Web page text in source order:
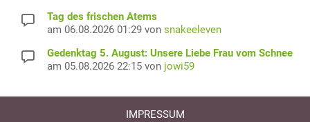
Tag des frischen Atems
am 06.08.2026 01:29 von snakeeleven
Gedenktag 5. August: Unsere Liebe Frau vom Schnee
am 05.08.2026 22:15 von jowi59
IMPRESSUM